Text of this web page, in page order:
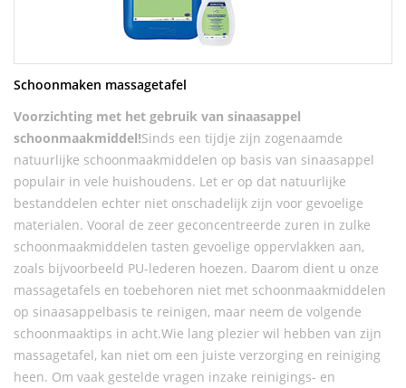
Schoonmaken massagetafel
Voorzichting met het gebruik van sinaasappel
schoonmaakmiddel!Sinds een tijdje zijn zogenaamde
natuurlijke schoonmaakmiddelen op basis van sinaasappel
populair in vele huishoudens. Let er op dat natuurlijke
bestanddelen echter niet onschadelijk zijn voor gevoelige
materialen. Vooral de zeer geconcentreerde zuren in zulke
schoonmaakmiddelen tasten gevoelige oppervlakken aan,
zoals bijvoorbeeld PU-lederen hoezen. Daarom dient u onze
massagetafels en toebehoren niet met schoonmaakmiddelen
op sinaasappelbasis te reinigen, maar neem de volgende
schoonmaaktips in acht.Wie lang plezier wil hebben van zijn
massagetafel, kan niet om een juiste verzorging en reiniging
heen. Om vaak gestelde vragen inzake reinigings- en